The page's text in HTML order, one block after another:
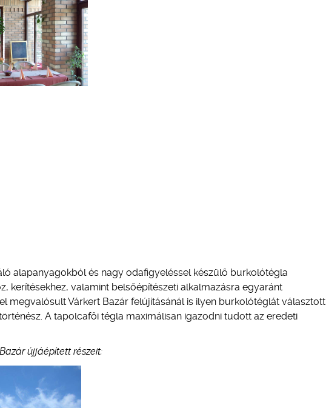
alapanyagokból és nagy odafigyeléssel készülő burkolótégla
kerítésekhez, valamint belsőépítészeti alkalmazásra egyaránt
megvalósult Várkert Bazár felújításánál is ilyen burkolótéglát választott
A tapolcafői tégla maximálisan igazodni tudott az eredeti
újjáépített részeit: